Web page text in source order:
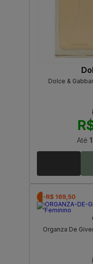
Dolce &
Até
-R$ 169,50
Organza De